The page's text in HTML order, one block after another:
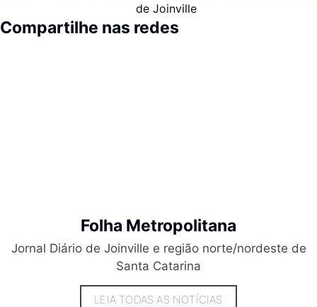
de Joinville
Compartilhe nas redes
Folha Metropolitana
Jornal Diário de Joinville e região norte/nordeste de
Santa Catarina
LEIA TODAS AS NOTÍCIAS